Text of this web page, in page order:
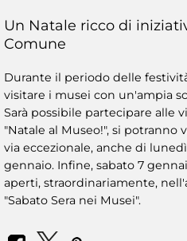
Un Natale ricco di
Comune
Durante il periodo delle
visitare i musei con un'ampia
Sarà possibile partecipare alle
"Natale al Museo!", si potranno
via eccezionale, anche di
gennaio. Infine, sabato 7
aperti, straordinariamente,
"Sabato Sera nei Musei".